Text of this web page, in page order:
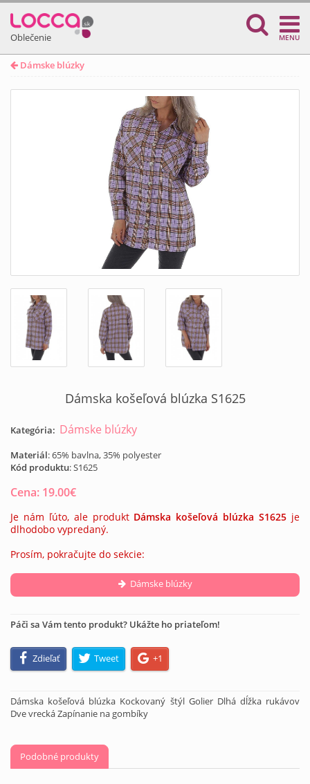
Oblečenie MENU
Dámske blúzky
Dámska košeľová blúzka S1625
Kategória: Dámske blúzky
Materiál: 65% bavlna, 35% polyester
Kód produktu:S1625
Cena: 19.00€
Je nám ľúto, ale produkt Dámska košeľová blúzka S1625 je
dlhodobo vypredaný.
Prosím, pokračujte do sekcie:
Dámske blúzky
Páči sa Vám tento produkt? Ukážte ho priateľom!
Zdieľať Tweet +1
Dámska košeľová blúzka Kockovaný štýl Golier Dlhá dĺžka rukávov
Dve vrecká Zapínanie na gombíky
Podobné produkty